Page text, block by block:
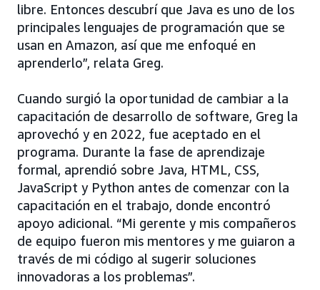
libre. Entonces descubrí que Java es uno de los
principales lenguajes de programación que se
usan en Amazon, así que me enfoqué en
aprenderlo”, relata Greg.
Cuando surgió la oportunidad de cambiar a la
capacitación de desarrollo de software, Greg la
aprovechó y en 2022, fue aceptado en el
programa. Durante la fase de aprendizaje
formal, aprendió sobre Java, HTML, CSS,
JavaScript y Python antes de comenzar con la
capacitación en el trabajo, donde encontró
apoyo adicional. “Mi gerente y mis compañeros
de equipo fueron mis mentores y me guiaron a
través de mi código al sugerir soluciones
innovadoras a los problemas”.